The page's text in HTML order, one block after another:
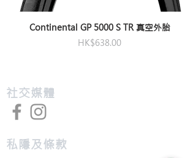
Continental GP 5000 S TR 真空外胎
價格
HK$638.00
​社交媒體
私隱及條款